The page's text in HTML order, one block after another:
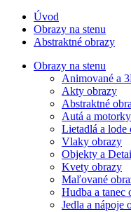
Úvod
Obrazy na stenu
Abstraktné obrazy
Obrazy na stenu
Animované a
Akty obrazy
Abstraktné
Autá a
Lietadlá a lode
Vlaky obrazy
Objekty a
Kvety obrazy
Maľované
Hudba a tanec
Jedla a nápoje